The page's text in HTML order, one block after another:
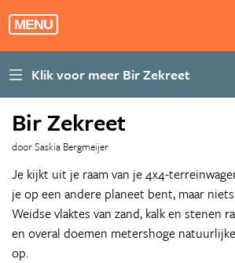
MENU
Bir Zekreet
door Saskia Bergmeijer
Je kijkt uit je raam van je 4x4-
je op een andere planeet bent, maar
Weidse vlaktes van zand, kalk en stenen
en overal doemen metershoge
op.